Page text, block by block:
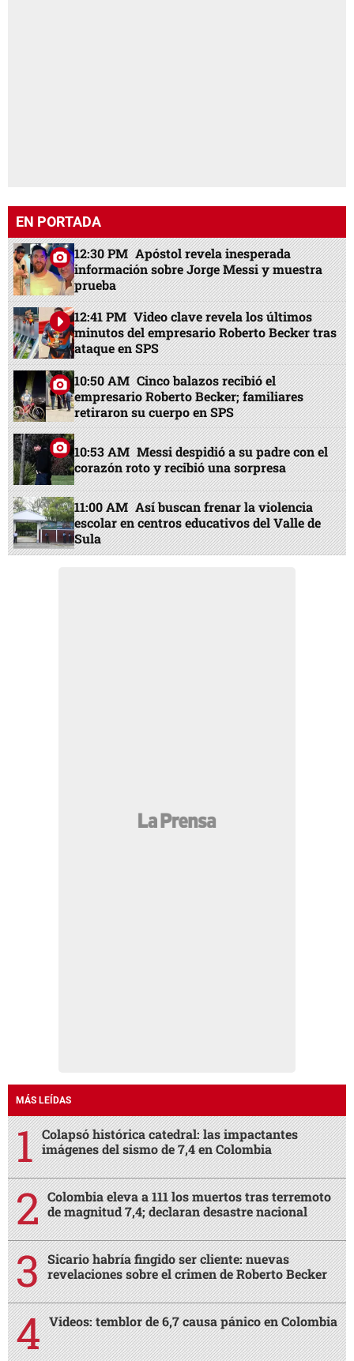
EN PORTADA
12:30 PM Apóstol revela inesperada
información sobre Jorge Messi y muestra
prueba
12:41 PM Video clave revela los últimos
minutos del empresario Roberto Becker tras
ataque en SPS
10:50 AM Cinco balazos recibió el
empresario Roberto Becker; familiares
retiraron su cuerpo en SPS
10:53 AM Messi despidió a su padre con el
corazón roto y recibió una sorpresa
11:00 AM Así buscan frenar la violencia
escolar en centros educativos del Valle de
Sula
MÁS LEÍDAS
Colapsó histórica catedral: las impactantes
imágenes del sismo de 7,4 en Colombia
Colombia eleva a 111 los muertos tras terremoto
de magnitud 7,4; declaran desastre nacional
Sicario habría fingido ser cliente: nuevas
revelaciones sobre el crimen de Roberto Becker
Videos: temblor de 6,7 causa pánico en Colombia